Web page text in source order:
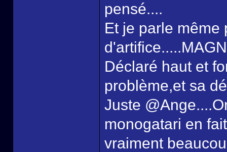
pensé....
Et je parle même
Déclaré haut et
problème,et sa
Juste
monogatari en
vraiment